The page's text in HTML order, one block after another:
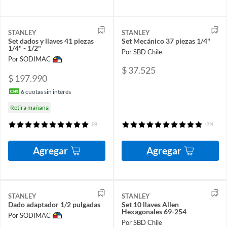
STANLEY
Set dados y llaves 41 piezas
1/4" - 1/2"
Por SODIMAC
$ 197.990
6cuotas sin interés
Retira mañana
(8)
Agregar
STANLEY
Set Mecánico 37 piezas 1/4"
Por SBD Chile
$ 37.525
(36)
Agregar
STANLEY
Dado adaptador 1/2 pulgadas
Por SODIMAC
STANLEY
Set 10 llaves Allen
Hexagonales 69-254
Por SBD Chile